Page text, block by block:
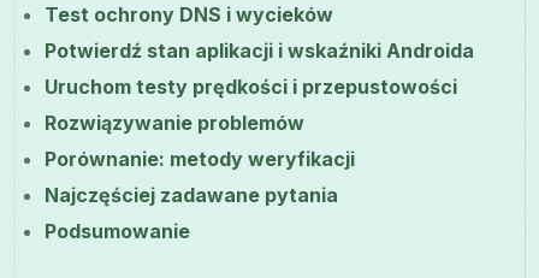
Test ochrony DNS i wycieków
Potwierdź stan aplikacji i wskaźniki Androida
Uruchom testy prędkości i przepustowości
Rozwiązywanie problemów
Porównanie: metody weryfikacji
Najczęściej zadawane pytania
Podsumowanie